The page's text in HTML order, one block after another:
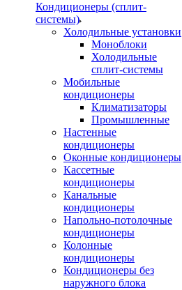
Кондиционеры (сплит-
системы)
Холодильные установки
Моноблоки
Холодильные
сплит-системы
Мобильные
кондиционеры
Климатизаторы
Промышленные
Настенные
кондиционеры
Оконные кондиционеры
Кассетные
кондиционеры
Канальные
кондиционеры
Напольно-потолочные
кондиционеры
Колонные
кондиционеры
Кондиционеры без
наружного блока